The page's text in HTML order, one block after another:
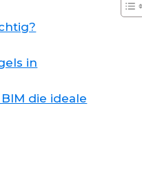
in
die ideale